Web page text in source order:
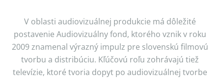
V oblasti audiovizuálnej produkcie má dôležité
postavenie Audiovizuálny fond, ktorého vznik v roku
2009 znamenal výrazný impulz pre slovenskú filmovú
tvorbu a distribúciu. Kľúčovú roľu zohrávajú tiež
televízie, ktoré tvoria dopyt po audiovizuálnej tvorbe